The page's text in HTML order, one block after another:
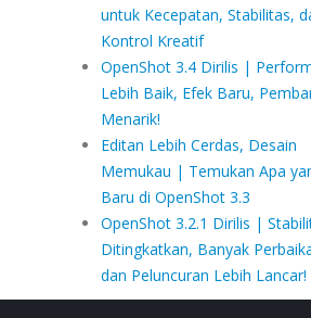
untuk Kecepatan, Stabilitas,
Kontrol Kreatif
OpenShot 3.4 Dirilis |
Lebih Baik, Efek Baru,
Menarik!
Editan Lebih Cerdas, Desain
Memukau | Temukan Apa
Baru di OpenShot 3.3
OpenShot 3.2.1 Dirilis |
Ditingkatkan, Banyak
dan Peluncuran Lebih Lancar!